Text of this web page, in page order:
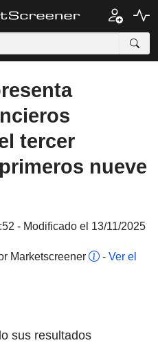
tercer
nueve
- Modificado el 13/11/2025
Marketscreener
- Ver el
sus resultados